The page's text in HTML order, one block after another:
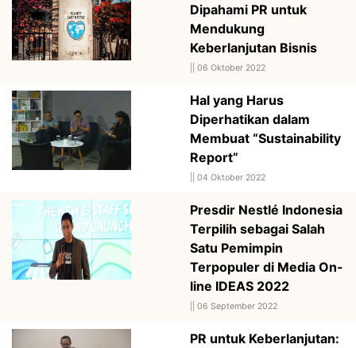
Dipahami PR untuk
Mendukung
Keberlanjutan Bisnis
06 Oktober 2022
Hal yang Harus
Diperhatikan dalam
Membuat “Sustainability
Report”
04 Oktober 2022
Presdir Nestlé Indonesia
Terpilih sebagai Salah
Satu Pemimpin
Terpopuler di Media On-
line IDEAS 2022
06 September 2022
PR untuk Keberlanjutan: